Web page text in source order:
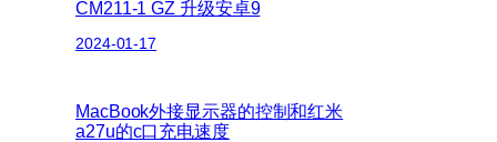
CM211-1 GZ 升级安卓9
2024-01-17
MacBook外接显示器的控制和红米
a27u的c口充电速度